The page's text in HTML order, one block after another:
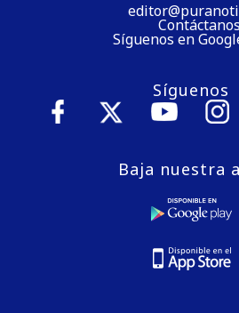
Contáctanos
Síguenos en
Síguenos
Baja nuestra